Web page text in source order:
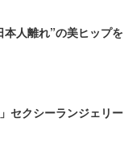
人離れ”の美ヒップを
セクシーランジェリー